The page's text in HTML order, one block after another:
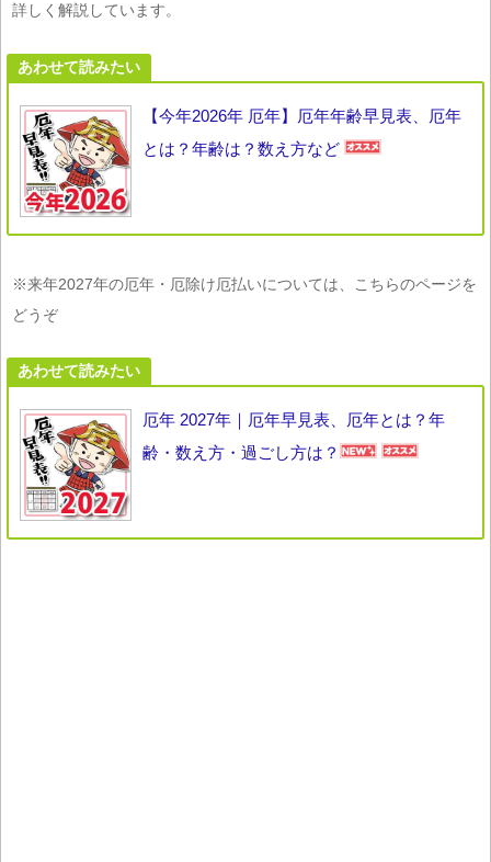
詳しく解説しています。
あわせて読みたい
【今年2026年 厄年】厄年年齢早見表、厄年
とは？年齢は？数え方など
※来年2027年の厄年・厄除け厄払いについては、こちらのページを
どうぞ
あわせて読みたい
厄年 2027年｜厄年早見表、厄年とは？年
齢・数え方・過ごし方は？